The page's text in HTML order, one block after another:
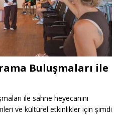
Buluşmaları ile
ile sahne heyecanını
ve kültürel etkinlikler için şimdi